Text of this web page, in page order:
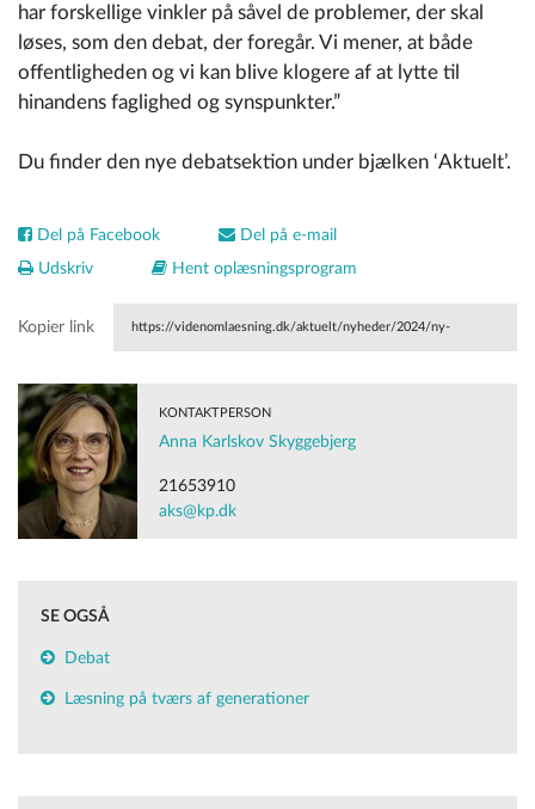
har forskellige vinkler på såvel de problemer, der skal
løses, som den debat, der foregår. Vi mener, at både
offentligheden og vi kan blive klogere af at lytte til
hinandens faglighed og synspunkter.”
Du finder den nye debatsektion under bjælken ‘Aktuelt’.
Del på Facebook
Del på e-mail
Udskriv
Hent oplæsningsprogram
Kopier link https://videnomlaesning.dk/aktuelt/nyheder/2024/ny-
KONTAKTPERSON
Anna Karlskov Skyggebjerg
21653910
aks@kp.dk
SE OGSÅ
Debat
Læsning på tværs af generationer